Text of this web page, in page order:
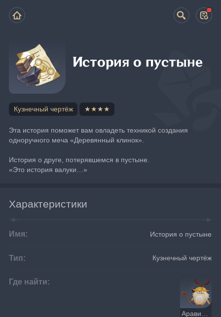
История о пустыне
Кузнечный чертёж ★★★★
Эта история поможет вам овладеть техникой создания
одноручного меча «Деревянный клинок».
История о друге, потерявшемся в пустыне.
«Это история валуки…»
Характеристики
Имя: История о пустыне
Тип: Кузнечный чертёж
Где найти: